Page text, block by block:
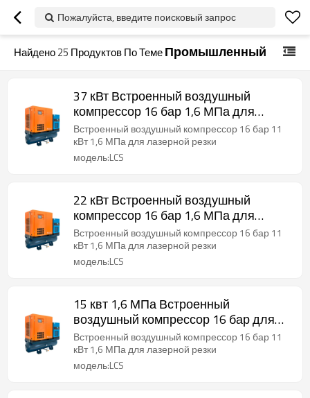
Пожалуйста, введите поисковый запрос
Найдено25 Продуктов По ТемеПромышленный
37 кВт Встроенный воздушный
компрессор 16 бар 1,6 МПа для
лазерной резки
Встроенный воздушный компрессор 16 бар 11
кВт 1,6 МПа для лазерной резки
модель:LCS
22 кВт Встроенный воздушный
компрессор 16 бар 1,6 МПа для
лазерной резки
Встроенный воздушный компрессор 16 бар 11
кВт 1,6 МПа для лазерной резки
модель:LCS
15 квт 1,6 МПа Встроенный
воздушный компрессор 16 бар для
лазерной резки
Встроенный воздушный компрессор 16 бар 11
кВт 1,6 МПа для лазерной резки
модель:LCS